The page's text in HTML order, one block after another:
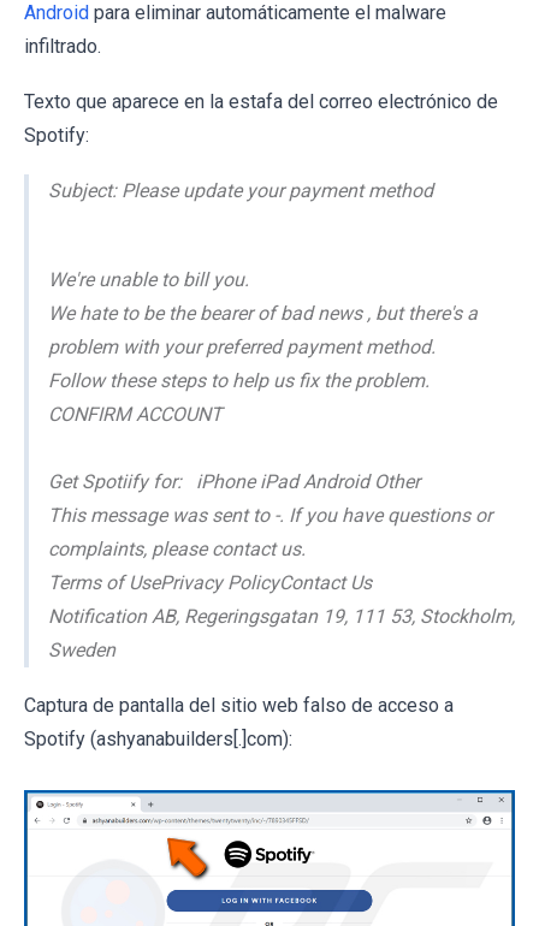
Android para eliminar automáticamente el malware
infiltrado.
Texto que aparece en la estafa del correo electrónico de
Spotify:
Subject: Please update your payment method
We're unable to bill you.
We hate to be the bearer of bad news , but there's a
problem with your preferred payment method.
Follow these steps to help us fix the problem.
CONFIRM ACCOUNT
Get Spotiify for: iPhone iPad Android Other
This message was sent to -. If you have questions or
complaints, please contact us.
Terms of UsePrivacy PolicyContact Us
Notification AB, Regeringsgatan 19, 111 53, Stockholm,
Sweden
Captura de pantalla del sitio web falso de acceso a
Spotify (ashyanabuilders[.]com):